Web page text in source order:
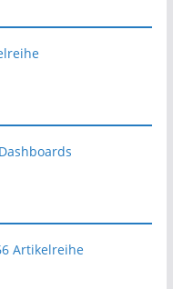
Artikelreihe